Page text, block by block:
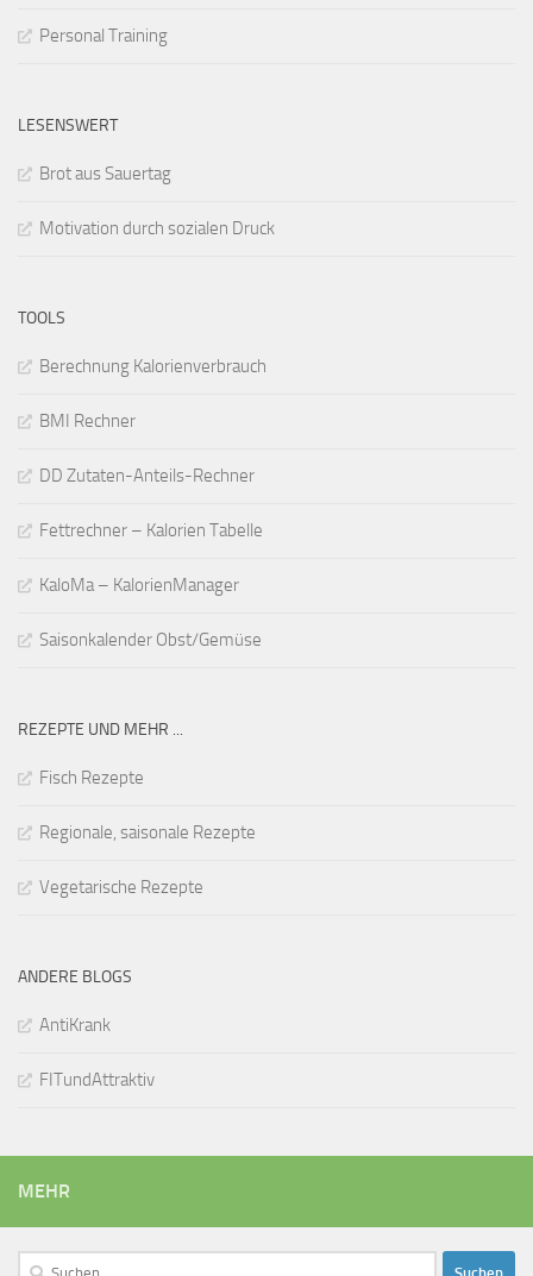
Personal Training
LESENSWERT
Brot aus Sauertag
Motivation durch sozialen Druck
TOOLS
Berechnung Kalorienverbrauch
BMI Rechner
DD Zutaten-Anteils-Rechner
Fettrechner – Kalorien Tabelle
KaloMa – KalorienManager
Saisonkalender Obst/Gemüse
REZEPTE UND MEHR ...
Fisch Rezepte
Regionale, saisonale Rezepte
Vegetarische Rezepte
ANDERE BLOGS
AntiKrank
FITundAttraktiv
MEHR
Suchen